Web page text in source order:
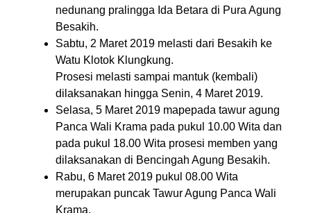
nedunang pralingga Ida Betara di Pura Agung
Besakih.
Sabtu, 2 Maret 2019 melasti dari Besakih ke
Watu Klotok Klungkung.
Prosesi melasti sampai mantuk (kembali)
dilaksanakan hingga Senin, 4 Maret 2019.
Selasa, 5 Maret 2019 mapepada tawur agung
Panca Wali Krama pada pukul 10.00 Wita dan
pada pukul 18.00 Wita prosesi memben yang
dilaksanakan di Bencingah Agung Besakih.
Rabu, 6 Maret 2019 pukul 08.00 Wita
merupakan puncak Tawur Agung Panca Wali
Krama.